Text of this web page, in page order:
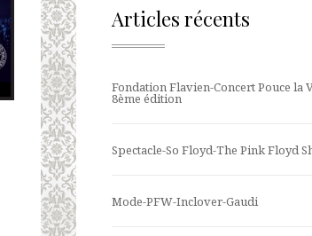
Articles récents
Fondation Flavien-Concert Pouce la
8ème édition
Spectacle-So Floyd-The Pink Floyd
Mode-PFW-Inclover-Gaudi